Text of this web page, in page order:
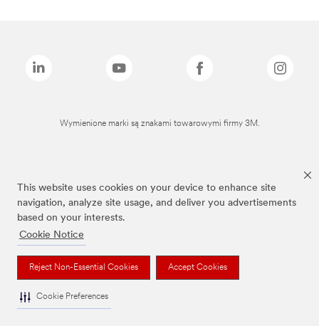
This website uses cookies on your device to enhance site
navigation, analyze site usage, and deliver you advertisements
based on your interests.
Cookie Notice
Reject Non-Essential Cookies Accept Cookies
Cookie Preferences
Wymienione marki są znakami towarowymi firmy 3M.